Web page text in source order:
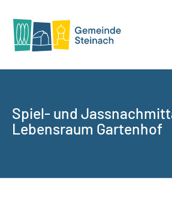
Spiel- und
Lebensraum Gartenhof